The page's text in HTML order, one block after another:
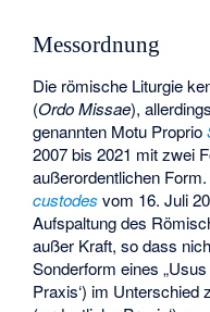
Messordnung
Die römische Liturgie
(Ordo Missae),
genannten Motu Proprio
2007 bis 2021 mit zwei
außerordentlichen
custodes vom 16. Juli
Aufspaltung des
außer Kraft, so dass
Sonderform eines
Praxis‘) im Unterschied